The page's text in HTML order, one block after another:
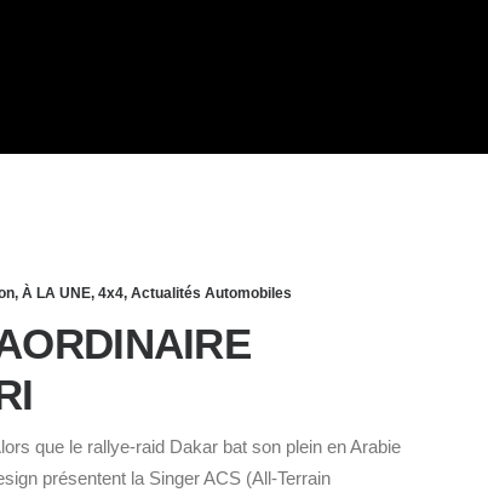
, À LA UNE, 4x4, Actualités Automobiles
que le rallye-raid Dakar bat son plein en Arabie
présentent la Singer ACS (All-Terrain